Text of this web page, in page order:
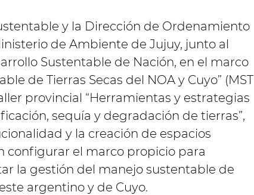
y la Dirección de Ordenamiento
de Ambiente de Jujuy, junto al
Sustentable de Nación, en el marco
de Tierras Secas del NOA y Cuyo” (MST
provincial “Herramientas y estrategias
sequía y degradación de tierras”,
y la creación de espacios
configurar el marco propicio para
la gestión del manejo sustentable de
argentino y de Cuyo.